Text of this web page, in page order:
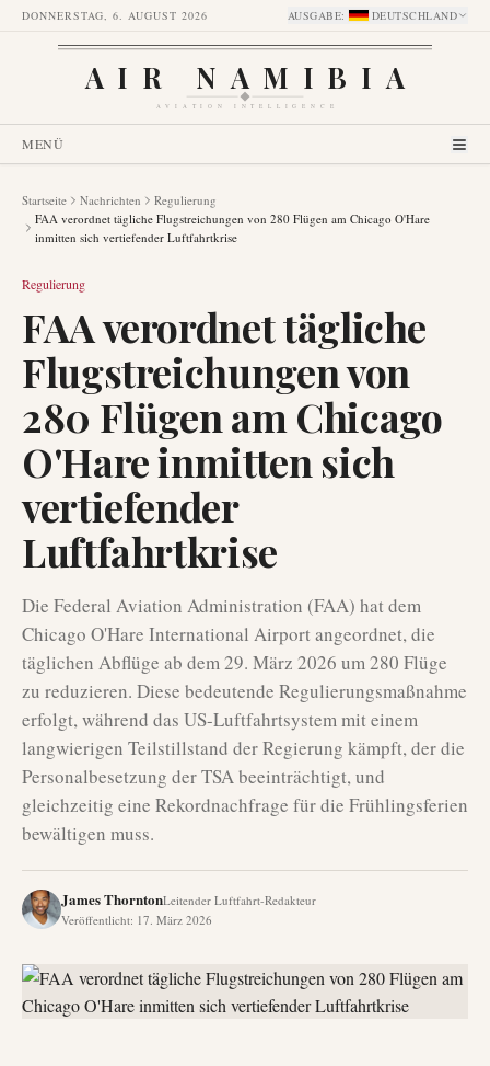
DONNERSTAG, 6. AUGUST 2026 AUSGABE: DEUTSCHLAND
AIR NAMIBIA
AVIATION INTELLIGENCE
MENÜ
Startseite Nachrichten
Regulierung
FAA verordnet tägliche Flugstreichungen von 280 Flügen am Chicago O'Hare
inmitten sich vertiefender Luftfahrtkrise
Regulierung
FAA verordnet tägliche
Flugstreichungen von
280 Flügen am Chicago
O'Hare inmitten sich
vertiefender
Luftfahrtkrise
Die Federal Aviation Administration (FAA) hat dem
Chicago O'Hare International Airport angeordnet, die
täglichen Abflüge ab dem 29. März 2026 um 280 Flüge
zu reduzieren. Diese bedeutende Regulierungsmaßnahme
erfolgt, während das US-Luftfahrtsystem mit einem
langwierigen Teilstillstand der Regierung kämpft, der die
Personalbesetzung der TSA beeinträchtigt, und
gleichzeitig eine Rekordnachfrage für die Frühlingsferien
bewältigen muss.
James ThorntonLeitender Luftfahrt-Redakteur
Veröffentlicht: 17. März 2026